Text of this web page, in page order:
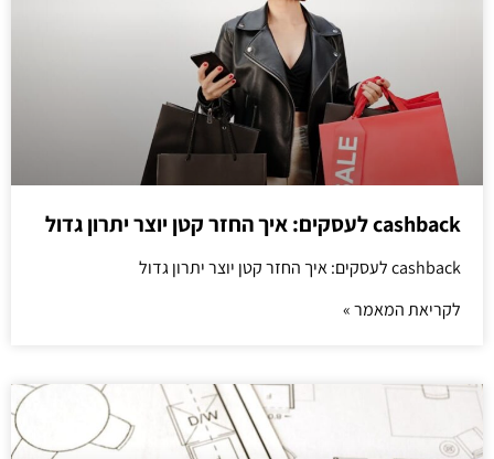
cashback לעסקים: איך החזר קטן יוצר יתרון גדול
cashback לעסקים: איך החזר קטן יוצר יתרון גדול
לקריאת המאמר »